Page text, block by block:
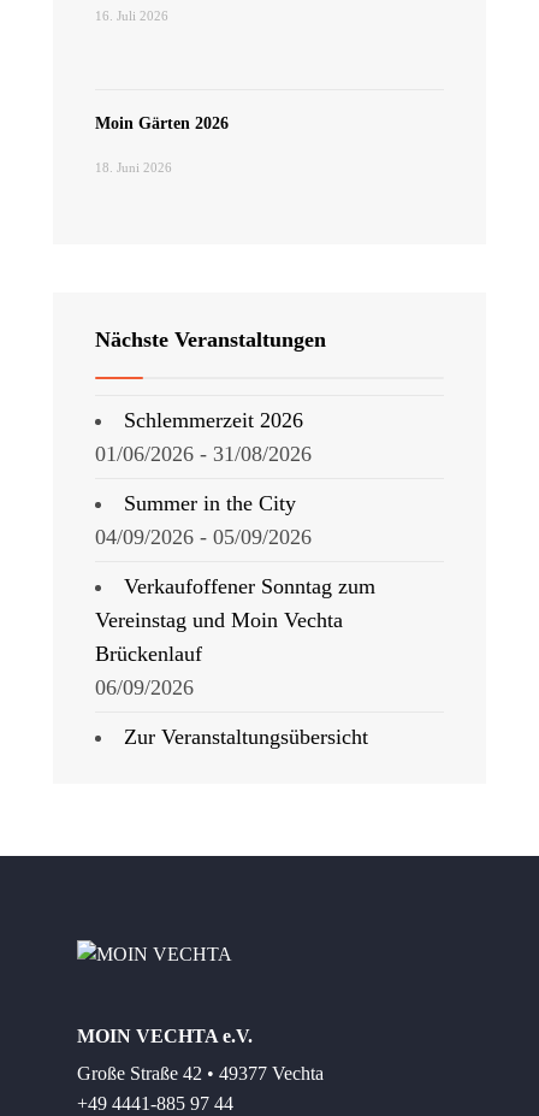
16. Juli 2026
Moin Gärten 2026
18. Juni 2026
Nächste Veranstaltungen
Schlemmerzeit 2026
01/06/2026 - 31/08/2026
Summer in the City
04/09/2026 - 05/09/2026
Verkaufoffener Sonntag zum
Vereinstag und Moin Vechta
Brückenlauf
06/09/2026
Zur Veranstaltungsübersicht
MOIN VECHTA e.V.
Große Straße 42 • 49377 Vechta
+49 4441-885 97 44